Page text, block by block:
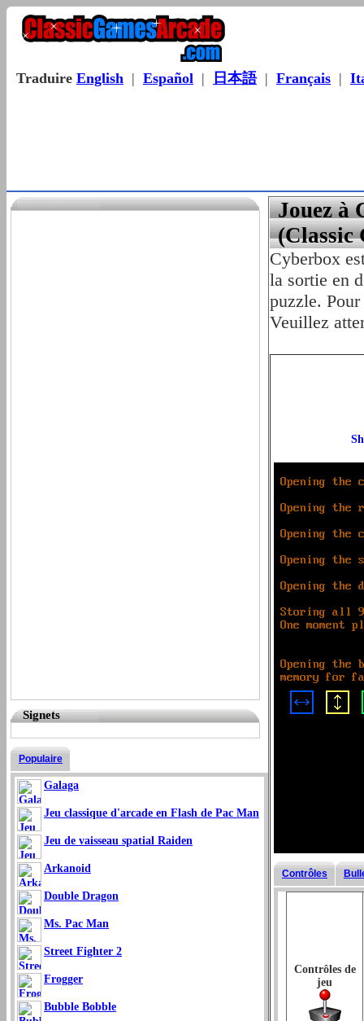
Traduire English | Español | 日本語| Français |
Signets
Populaire
Galaga
Jeu classique d'arcade en Flash de Pac Man
Jeu de vaisseau spatial Raiden
Arkanoid
Double Dragon
Ms. Pac Man
Street Fighter 2
Frogger
Bubble Bobble
Jouez à
(Classic
Cyberbox
la sortie en
puzzle.
Veuillez
Contrôles
Contrôles de
jeu